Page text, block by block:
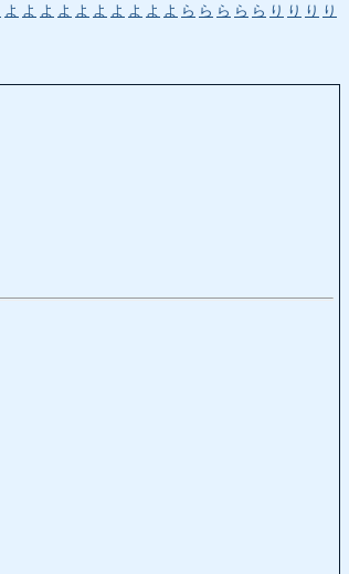
よ よ よ よ よ よ よ よ よ よ ら ら ら ら ら り り り り